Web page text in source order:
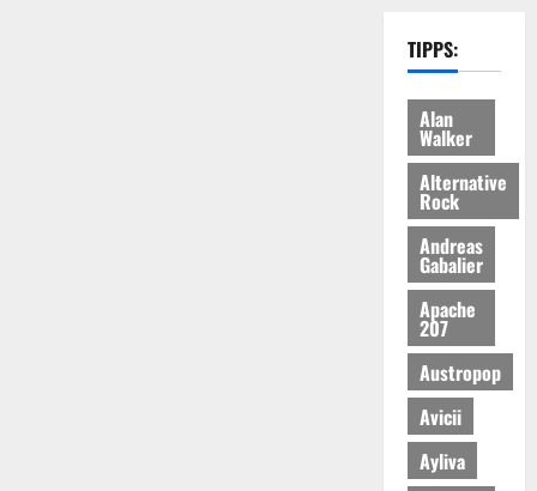
TIPPS:
Alan
Walker
Alternative
Rock
Andreas
Gabalier
Apache
207
Austropop
Avicii
Ayliva